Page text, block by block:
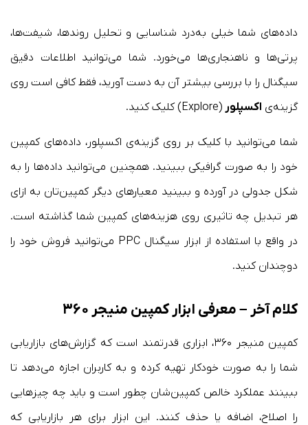
داده‌های شما خیلی به‌درد شناسایی و تحلیل روندها، شیفت‌ها،
پرتی‌ها و ناهنجاری‌ها می‌خورد. شما می‌توانید اطلاعات دقیق
سیگنال را با بررسی بیشتر آن به دست آورید، فقط کافی است روی
گزینه‌ی اکسپلور (Explore) کلیک کنید.
شما می‌توانید با کلیک بر روی گزینه‌ی اکسپلور، داده‌های کمپین
خود را به صورت گرافیکی ببینید. همچنین می‌توانید داده‌ها را به
شکل جدولی در آورده و ببینید معیارهای دیگر کمپین‌تان به ازای
هر تبدیل چه تاثیری روی هزینه‌های کمپین شما گذاشته است.
در واقع با استفاده از ابزار سیگنال PPC می‌توانید فروش خود را
دوچندان کنید.
کلام آخر – معرفی ابزار کمپین منیجر ۳۶۰
کمپین منیجر ۳۶۰، ابزاری قدرتمند است که گزارش‌های بازاریابی
شما را به صورت خودکار تهیه کرده و به کاربران اجازه می‌دهد تا
ببینند عملکرد خالص کمپین‌‌شان چطور است و باید چه چیزهایی
را اصلاح، اضافه یا حذف کنند. این ابزار برای هر بازاریابی که